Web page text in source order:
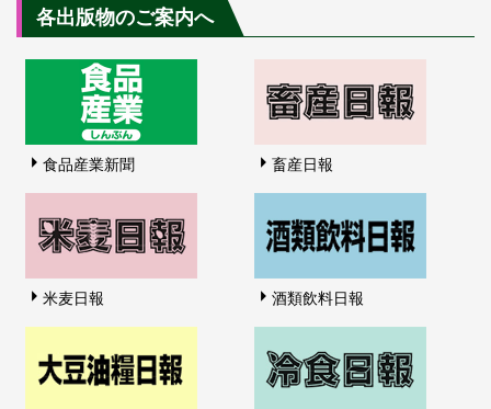
各出版物のご案内へ
食品産業新聞 畜産日報
米麦日報 酒類飲料日報